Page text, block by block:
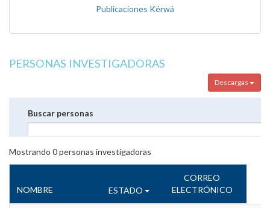
Publicaciones Kérwá
PERSONAS INVESTIGADORAS
Descargas
Buscar personas
Mostrando 0personas investigadoras
NOMBRE ESTADO
CORREO
ELECTRÓNICO